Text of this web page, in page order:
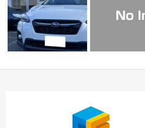
おすすめ商品の